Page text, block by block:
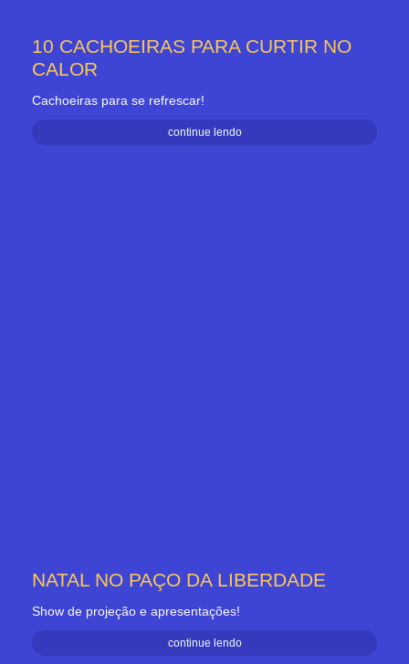
10 CACHOEIRAS PARA CURTIR NO
CALOR
Cachoeiras para se refrescar!
continue lendo
NATAL NO PAÇO DA LIBERDADE
Show de projeção e apresentações!
continue lendo